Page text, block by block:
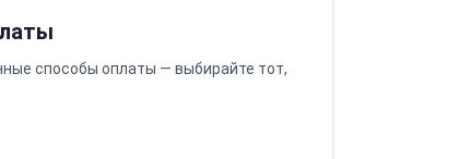
способы оплаты — выбирайте тот,